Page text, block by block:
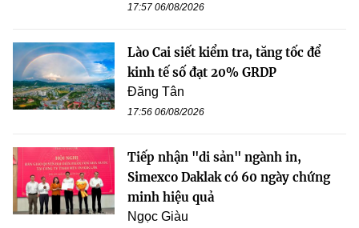
17:57 06/08/2026
Lào Cai siết kiểm tra, tăng tốc để
kinh tế số đạt 20% GRDP
Đăng Tân
17:56 06/08/2026
Tiếp nhận "di sản" ngành in,
Simexco Daklak có 60 ngày chứng
minh hiệu quả
Ngọc Giàu